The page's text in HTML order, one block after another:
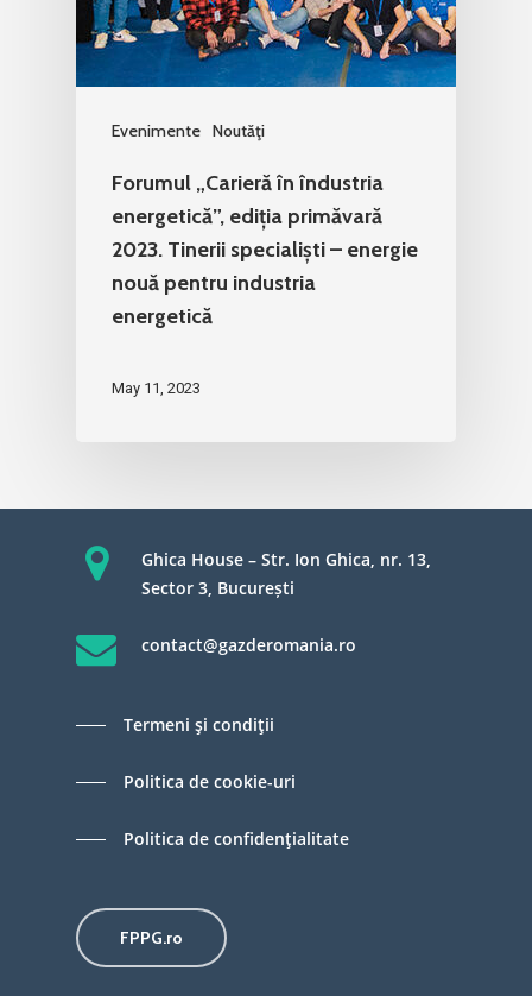
Evenimente Noutăţi
Forumul „Carieră în îndustria
energetică”, ediția primăvară
2023. Tinerii specialiști – energie
nouă pentru industria
energetică
May 11, 2023
Ghica House – Str. Ion Ghica, nr. 13,
Sector 3, București
contact@gazderomania.ro
Termeni şi condiţii
Politica de cookie-uri
Politica de confidenţialitate
FPPG.ro